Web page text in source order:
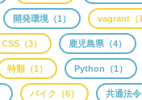
開発環境（1） vagrant（1
CSS（3） 鹿児島県（4）
特類（1） Python（1）
バイク（6） 共通法令